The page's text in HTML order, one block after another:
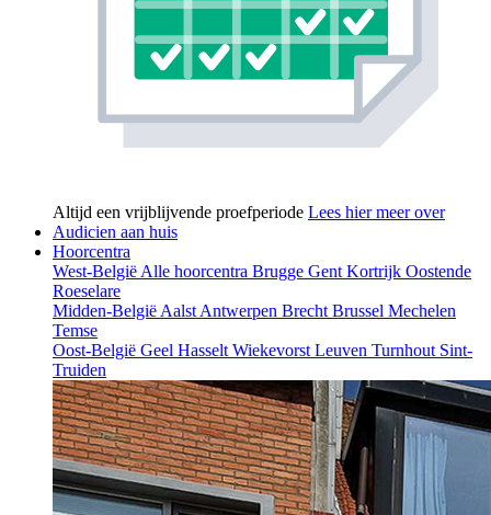
Altijd een vrijblijvende proefperiode Lees hier meer over
Audicien aan huis
Hoorcentra
West-België Alle hoorcentra Brugge Gent Kortrijk Oostende
Roeselare
Midden-België Aalst Antwerpen Brecht Brussel Mechelen
Temse
Oost-België Geel Hasselt Wiekevorst Leuven Turnhout Sint-
Truiden